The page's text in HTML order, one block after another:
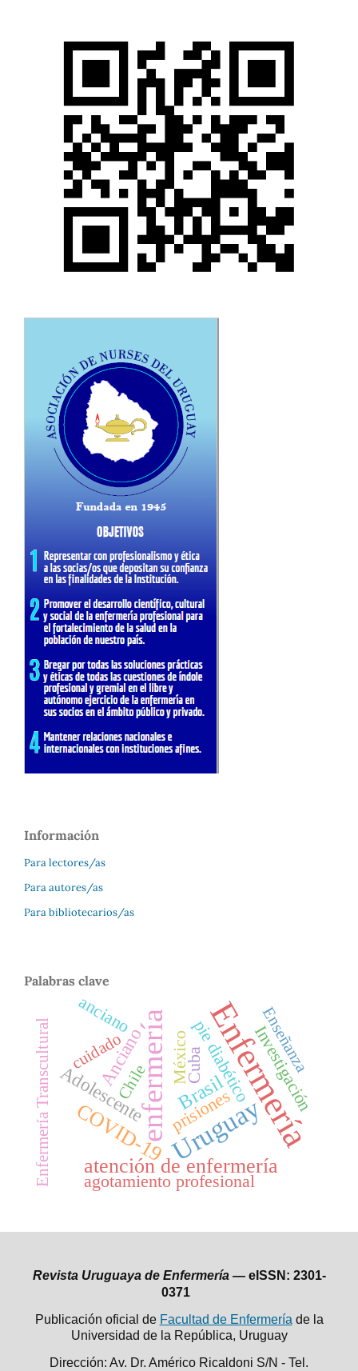
Información
Para lectores/as
Para autores/as
Para bibliotecarios/as
Palabras clave
Enfermería
enfermeríaUruguay
atención de enfermería
COVID-19
Brasil
Adolescente
Anciano pie diabéticoInvestigación
prisiones
MéxicoCuba
agotamiento profesional
anciano Enseñanza
Enfermería Transcultural Chile
cuidado
Revista Uruguaya de Enfermería — eISSN: 2301-
0371
Publicación oficial de Facultad de Enfermería de la
Universidad de la República, Uruguay
Dirección: Av. Dr. Américo Ricaldoni S/N - Tel.